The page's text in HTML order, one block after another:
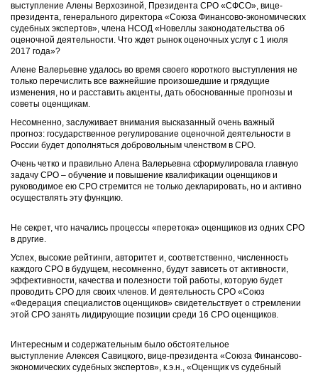
выступление Алены Верхозиной, Президента СРО «СФСО», вице-
президента, генерального директора «Союза Финансово-экономических
судебных экспертов», члена НСОД «Новеллы законодательства об
оценочной деятельности. Что ждет рынок оценочных услуг с 1 июля
2017 года»?
Алене Валерьевне удалось во время своего короткого выступления не
только перечислить все важнейшие произошедшие и грядущие
изменения, но и расставить акценты, дать обоснованные прогнозы и
советы оценщикам.
Несомненно, заслуживает внимания высказанный очень важный
прогноз: государственное регулирование оценочной деятельности в
России будет дополняться добровольным членством в СРО.
Очень четко и правильно Алена Валерьевна сформулировала главную
задачу СРО – обучение и повышение квалификации оценщиков и
руководимое ею СРО стремится не только декларировать, но и активно
осуществлять эту функцию.
Не секрет, что начались процессы «перетока» оценщиков из одних СРО
в другие.
Успех, высокие рейтинги, авторитет и, соответственно, численность
каждого СРО в будущем, несомненно, будут зависеть от активности,
эффективности, качества и полезности той работы, которую будет
проводить СРО для своих членов. И деятельность СРО «Союз
«Федерация специалистов оценщиков» свидетельствует о стремлении
этой СРО занять лидирующие позиции среди 16 СРО оценщиков.
Интересным и содержательным было обстоятельное
выступление Алексея Савицкого, вице-президента «Союза Финансово-
экономических судебных экспертов», к.э.н., «Оценщик vs судебный